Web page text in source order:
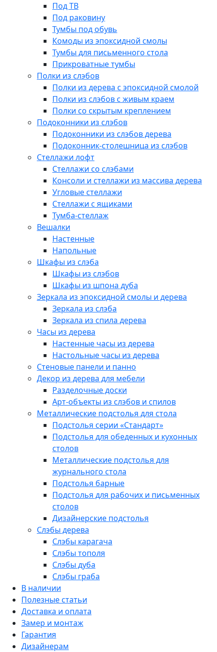
Под ТВ
Под раковину
Тумбы под обувь
Комоды из эпоксидной смолы
Тумбы для письменного стола
Прикроватные тумбы
Полки из слэбов
Полки из дерева с эпоксидной смолой
Полки из слэбов с живым краем
Полки со скрытым креплением
Подоконники из слэбов
Подоконники из слэбов дерева
Подоконник-столешница из слэбов
Стеллажи лофт
Стеллажи со слэбами
Консоли и стеллажи из массива дерева
Угловые стеллажи
Стеллажи с ящиками
Тумба-стеллаж
Вешалки
Настенные
Напольные
Шкафы из слэба
Шкафы из слэбов
Шкафы из шпона дуба
Зеркала из эпоксидной смолы и дерева
Зеркала из слэба
Зеркала из спила дерева
Часы из дерева
Настенные часы из дерева
Настольные часы из дерева
Стеновые панели и панно
Декор из дерева для мебели
Разделочные доски
Арт-объекты из слэбов и спилов
Металлические подстолья для стола
Подстолья серии «Стандарт»
Подстолья для обеденных и кухонных
столов
Металлические подстолья для
журнального стола
Подстолья барные
Подстолья для рабочих и письменных
столов
Дизайнерские подстолья
Слэбы дерева
Слэбы карагача
Слэбы тополя
Слэбы дуба
Слэбы граба
В наличии
Полезные статьи
Доставка и оплата
Замер и монтаж
Гарантия
Дизайнерам